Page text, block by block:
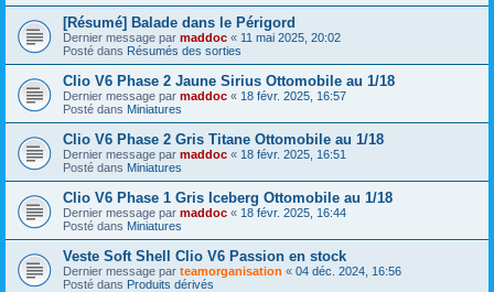
[Résumé] Balade dans le Périgord
Dernier message par maddoc « 11 mai 2025, 20:02
Posté dans Résumés des sorties
Clio V6 Phase 2 Jaune Sirius Ottomobile au 1/18
Dernier message par maddoc « 18 févr. 2025, 16:57
Posté dans Miniatures
Clio V6 Phase 2 Gris Titane Ottomobile au 1/18
Dernier message par maddoc « 18 févr. 2025, 16:51
Posté dans Miniatures
Clio V6 Phase 1 Gris Iceberg Ottomobile au 1/18
Dernier message par maddoc « 18 févr. 2025, 16:44
Posté dans Miniatures
Veste Soft Shell Clio V6 Passion en stock
Dernier message par teamorganisation « 04 déc. 2024, 16:56
Posté dans Produits dérivés